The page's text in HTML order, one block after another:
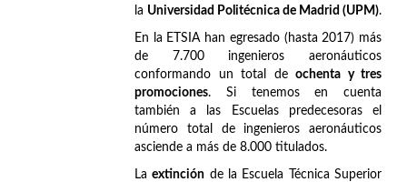
la Universidad Politécnica de Madrid (UPM).
En la ETSIA han egresado (hasta 2017) más
de 7.700 ingenieros aeronáuticos
conformando un total de ochenta y tres
promociones. Si tenemos en cuenta
también a las Escuelas predecesoras el
número total de ingenieros aeronáuticos
asciende a más de 8.000 titulados.
Laextinción de la Escuela Técnica Superior